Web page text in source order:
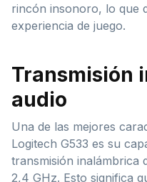
rincón insonoro, lo que
experiencia de juego.
Transmisión
audio
Una de las mejores
Logitech G533 es su
transmisión inalámbrica
2,4 GHz. Esto significa